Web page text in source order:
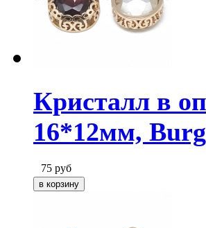
Кристалл в
16*12мм,
75 руб